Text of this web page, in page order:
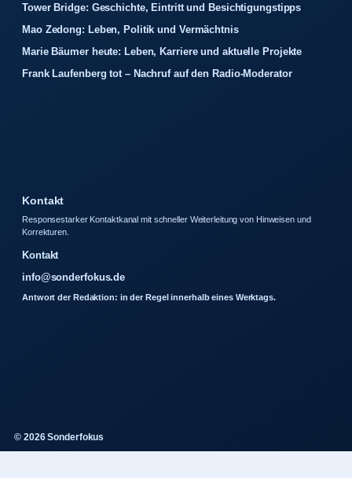
Tower Bridge: Geschichte, Eintritt und Besichtigungstipps
Mao Zedong: Leben, Politik und Vermächtnis
Marie Bäumer heute: Leben, Karriere und aktuelle Projekte
Frank Laufenberg tot – Nachruf auf den Radio-Moderator
Kontakt
Responsestarker Kontaktkanal mit schneller Weiterleitung von Hinweisen und
Korrekturen.
Kontakt
info@sonderfokus.de
Antwort der Redaktion: in der Regel innerhalb eines Werktags.
© 2026 Sonderfokus